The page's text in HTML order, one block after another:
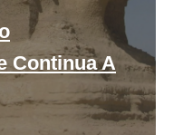
Continua A